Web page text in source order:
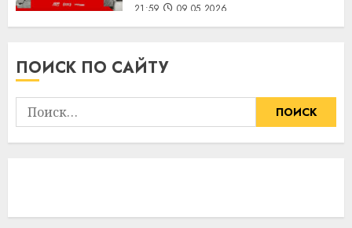
21:59 09.05.2026
ПОИСК ПО САЙТУ
Найти: